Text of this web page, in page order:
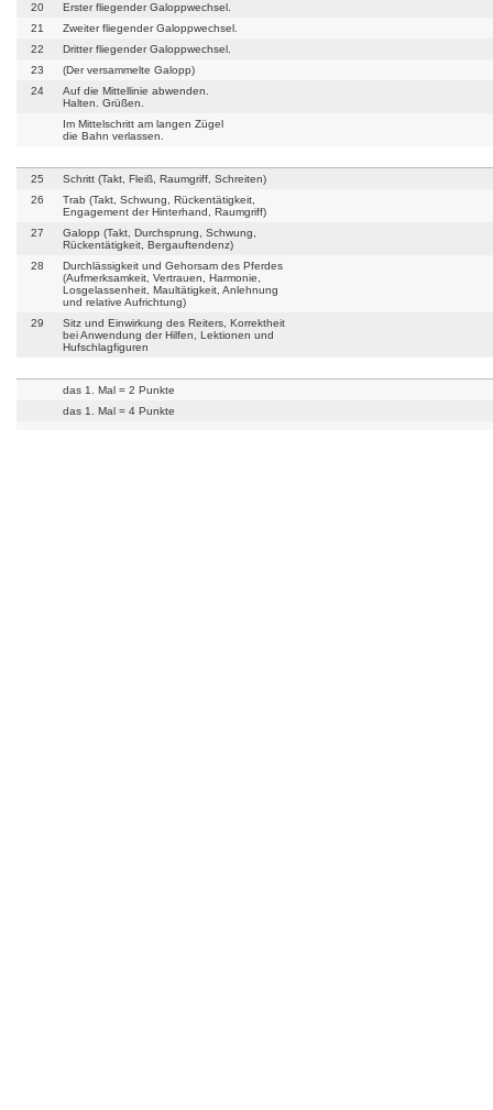
20
Erster fliegender Galoppwechsel.
21
Zweiter fliegender Galoppwechsel.
22
Dritter fliegender Galoppwechsel.
23
(Der versammelte Galopp)
24
Auf die Mittellinie abwenden.
Halten. Grüßen.
Im Mittelschritt am langen Zügel
die Bahn verlassen.
25
Schritt (Takt, Fleiß, Raumgriff, Schreiten)
26
Trab (Takt, Schwung, Rückentätigkeit,
Engagement der Hinterhand, Raumgriff)
27
Galopp (Takt, Durchsprung, Schwung,
Rückentätigkeit, Bergauftendenz)
28
Durchlässigkeit und Gehorsam des Pferdes
(Aufmerksamkeit, Vertrauen, Harmonie,
Losgelassenheit, Maultätigkeit, Anlehnung
und relative Aufrichtung)
29
Sitz und Einwirkung des Reiters, Korrektheit
bei Anwendung der Hilfen, Lektionen und
Hufschlagfiguren
das 1. Mal = 2 Punkte
das 1. Mal = 4 Punkte